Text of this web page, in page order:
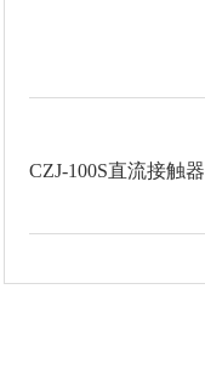
CZJ-100S直流接触器